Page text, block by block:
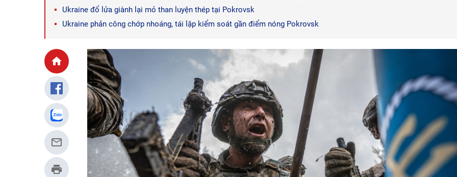
Ukraine đổ lửa giành lại mỏ than luyện thép tại Pokrovsk
Ukraine phản công chớp nhoáng, tái lập kiểm soát gần điểm nóng Pokrovsk